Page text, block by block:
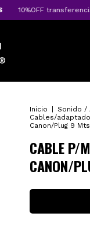
10%OFF transferencia
Inicio Sonido /
Cables/
Canon/Plug 9 Mts
CABLE P/
CANON/